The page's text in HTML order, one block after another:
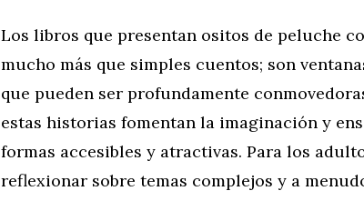
Los libros que presentan ositos de peluche
mucho más que simples cuentos; son
que pueden ser profundamente
estas historias fomentan la imaginación y
formas accesibles y atractivas. Para los
reflexionar sobre temas complejos y a